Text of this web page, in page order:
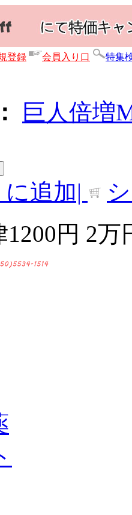
登録 会員入り口 特集
巨人倍増
追加|
円 2